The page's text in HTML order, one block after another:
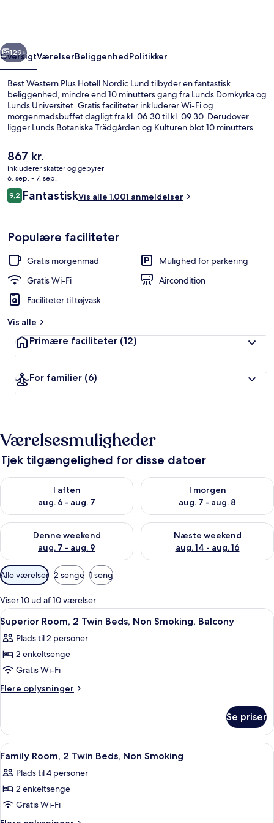
Næste
129+
OversigtVærelserBeliggenhedPolitikker
Best Western Plus Hotell Nordic Lund tilbyder en fantastisk
beliggenhed, mindre end 10 minutters gang fra Lunds Domkyrka og
Lunds Universitet. Gratis faciliteter inkluderer Wi-Fi og
morgenmadsbuffet dagligt fra kl. 06.30 til kl. 09.30. Derudover
ligger Lunds Botaniska Trädgården og Kulturen blot 10 minutters
personale.
Den
nuværende
pris
er
867 kr.
867 kr.
inkluderer skatter og gebyrer
6. sep. - 7. sep.
Anmeldelser
9,29,2 ud af 10.
FantastiskVis alle 1.001 anmeldelser
Populære faciliteter
Gratis morgenmad
Mulighed for parkering
Gratis Wi-Fi
Aircondition
Faciliteter til tøjvask
Vis alle
Primære faciliteter (12)
For familier (6)
Værelsesmuligheder
Tjek tilgængelighed for disse datoer
I aften
aug. 6 - aug. 7
Tjek tilgængelighed for i aften aug. 6 - aug. 7
I morgen
aug. 7 - aug. 8
Tjek tilgængelighed for i
Denne weekend
aug. 7 - aug. 9
Tjek tilgængelighed for denne weekend aug. 7 - aug. 9
Næste weekend
aug. 14 - aug. 16
Tjek tilgængelighed for næste
Tilgængelige
filtre
for
værelser
Alle værelser 2 senge 1 seng
Viser 10 ud af 10 værelser
Indlæs
alle
billeder
af
Superior
Room,
Beds,
Non
Smoking,
Balcony
Et hotelværelse med seng,
12
Superior Room, 2 Twin Beds, Non Smoking, Balcony
Plads til 2 personer
2 enkeltsenge
Gratis Wi-Fi
Flere oplysninger
Flere
Room,
Twin
Non
Smoking,
Se priser
Indlæs
alle
billeder
af
Family
Room,
Et moderne hotelværelse med seng,
17
Family Room, 2 Twin Beds, Non Smoking
Plads til 4 personer
2 enkeltsenge
Gratis Wi-Fi